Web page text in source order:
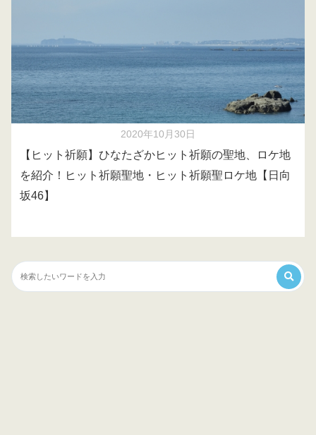
2020年10月30日
【ヒット祈願】ひなたざかヒット祈願の聖地、ロケ地
を紹介！ヒット祈願聖地・ヒット祈願聖ロケ地【日向
坂46】